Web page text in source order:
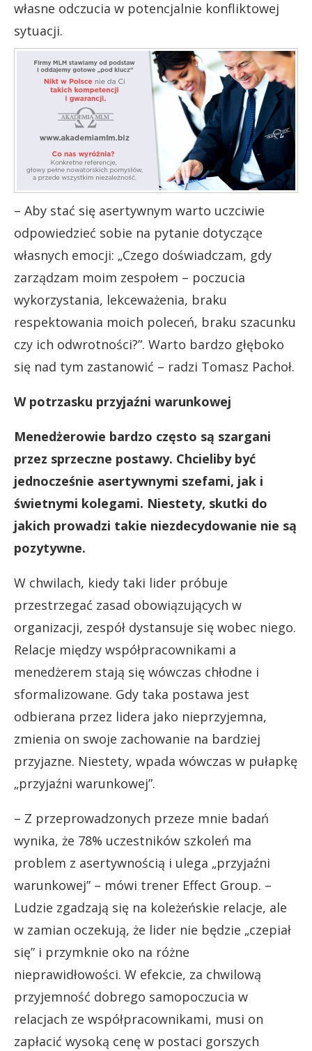
własne odczucia w potencjalnie konfliktowej
sytuacji.
– Aby stać się asertywnym warto uczciwie
odpowiedzieć sobie na pytanie dotyczące
własnych emocji: „Czego doświadczam, gdy
zarządzam moim zespołem – poczucia
wykorzystania, lekceważenia, braku
respektowania moich poleceń, braku szacunku
czy ich odwrotności?”. Warto bardzo głęboko
się nad tym zastanowić – radzi Tomasz Pachoł.
W potrzasku przyjaźni warunkowej
Menedżerowie bardzo często są szargani
przez sprzeczne postawy. Chcieliby być
jednocześnie asertywnymi szefami, jak i
świetnymi kolegami. Niestety, skutki do
jakich prowadzi takie niezdecydowanie nie są
pozytywne.
W chwilach, kiedy taki lider próbuje
przestrzegać zasad obowiązujących w
organizacji, zespół dystansuje się wobec niego.
Relacje między współpracownikami a
menedżerem stają się wówczas chłodne i
sformalizowane. Gdy taka postawa jest
odbierana przez lidera jako nieprzyjemna,
zmienia on swoje zachowanie na bardziej
przyjazne. Niestety, wpada wówczas w pułapkę
„przyjaźni warunkowej”.
– Z przeprowadzonych przeze mnie badań
wynika, że 78% uczestników szkoleń ma
problem z asertywnością i ulega „przyjaźni
warunkowej” – mówi trener Effect Group. –
Ludzie zgadzają się na koleżeńskie relacje, ale
w zamian oczekują, że lider nie będzie „czepiał
się” i przymknie oko na różne
nieprawidłowości. W efekcie, za chwilową
przyjemność dobrego samopoczucia w
relacjach ze współpracownikami, musi on
zapłacić wysoką cenę w postaci gorszych